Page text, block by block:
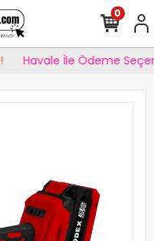
Havale İle Ödeme
0